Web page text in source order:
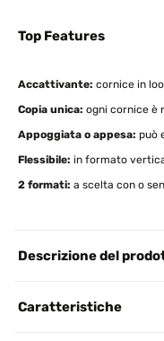
Top Features
Accattivante: cornice in
Copia unica: ogni cornice è
Appoggiata o appesa: può
Flessibile: in formato
2 formati: a scelta con o
Descrizione del
Caratteristiche